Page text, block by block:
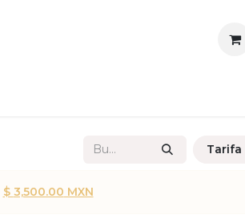
Tarifa
$ 3,500.00 MXN